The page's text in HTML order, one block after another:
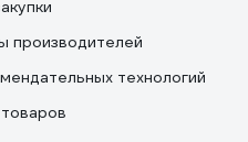
производителей
технологий